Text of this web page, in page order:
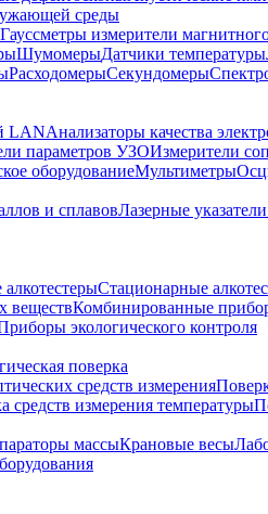
среды
Гауссметры измерители
ШумомерыДатчики температуры
РасходомерыСекундомеры
LANАнализаторы качества
параметров УЗОИзмерители
оборудованиеМультиметры
и сплавовЛазерные
Стационарные
веществКомбинированные
экологического контроля
поверка
средств измерения
средств измерения температуры
массыКрановые весы